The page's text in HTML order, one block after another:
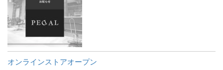
オンラインストアオープン